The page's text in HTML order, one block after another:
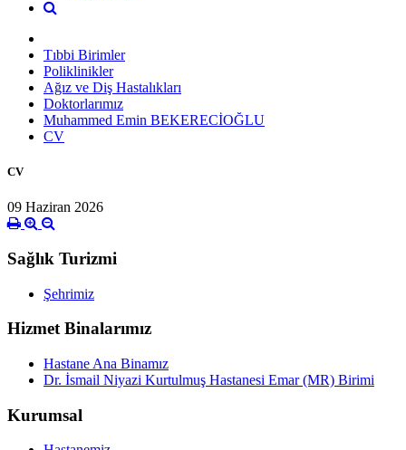
Tıbbi Birimler
Poliklinikler
Ağız ve Diş Hastalıkları
Doktorlarımız
Muhammed Emin BEKERECİOĞLU
CV
CV
09 Haziran 2026
Sağlık Turizmi
Şehrimiz
Hizmet Binalarımız
Hastane Ana Binamız
Dr. İsmail Niyazi Kurtulmuş Hastanesi Emar (MR) Birimi
Kurumsal